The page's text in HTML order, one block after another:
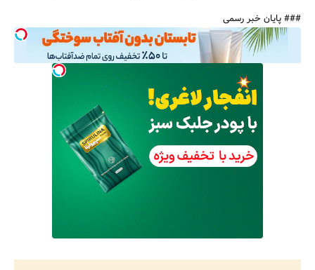
### پایان خبر رسمی